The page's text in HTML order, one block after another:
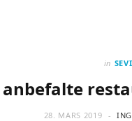
in
anbefalte
28. MARS 2019